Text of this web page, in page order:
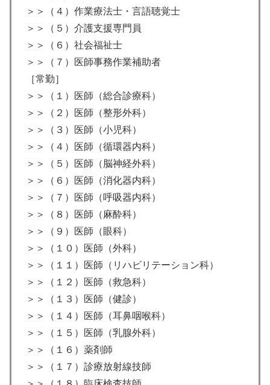
＞＞（４）作業療法士・言語聴覚士
＞＞（５）介護支援専門員
＞＞（６）社会福祉士
＞＞（７）医師事務作業補助者
［常勤］
＞＞（１）医師（総合診療科）
＞＞（２）医師（整形外科）
＞＞（３）医師（小児科）
＞＞（４）医師（循環器内科）
＞＞（５）医師（脳神経外科）
＞＞（６）医師（消化器内科）
＞＞（７）医師（呼吸器内科）
＞＞（８）医師（麻酔科）
＞＞（９）医師（眼科）
＞＞（１０）医師（外科）
＞＞（１１）医師（リハビリテーション科）
＞＞（１２）医師（救急科）
＞＞（１３）医師（健診）
＞＞（１４）医師（耳鼻咽喉科）
＞＞（１５）医師（乳腺外科）
＞＞（１６）薬剤師
＞＞（１７）診療放射線技師